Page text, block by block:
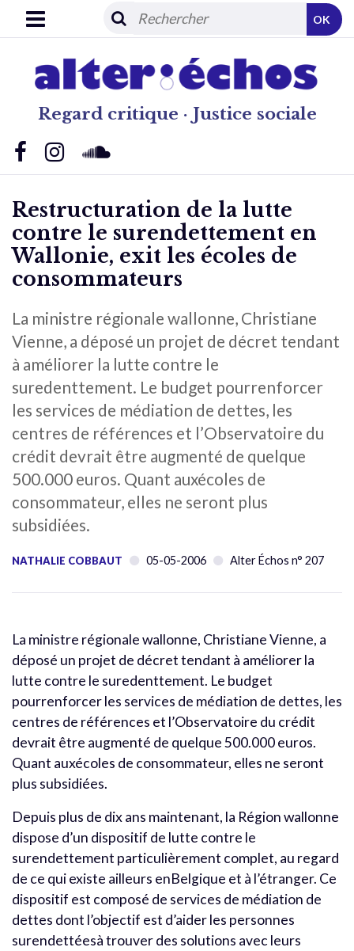
Regard critique · Justice sociale
OK
Restructuration de la lutte
contre le surendettement en
Wallonie, exit les écoles de
consommateurs
La ministre régionale wallonne, Christiane
Vienne, a déposé un projet de décret tendant
à améliorer la lutte contre le
suredenttement. Le budget pourrenforcer
les services de médiation de dettes, les
centres de références et l’Observatoire du
crédit devrait être augmenté de quelque
500.000 euros. Quant auxécoles de
consommateur, elles ne seront plus
subsidiées.
NATHALIE COBBAUT 05-05-2006 Alter Échos n° 207
La ministre régionale wallonne, Christiane Vienne, a
déposé un projet de décret tendant à améliorer la
lutte contre le suredenttement. Le budget
pourrenforcer les services de médiation de dettes, les
centres de références et l’Observatoire du crédit
devrait être augmenté de quelque 500.000 euros.
Quant auxécoles de consommateur, elles ne seront
plus subsidiées.
Depuis plus de dix ans maintenant, la Région wallonne
dispose d’un dispositif de lutte contre le
surendettement particulièrement complet, au regard
de ce qui existe ailleurs enBelgique et à l’étranger. Ce
dispositif est composé de services de médiation de
dettes dont l’objectif est d’aider les personnes
surendettéesà trouver des solutions avec leurs